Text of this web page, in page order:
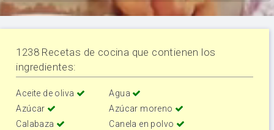
1238 Recetas de cocina que contienen los
ingredientes:
Aceite de oliva
Agua
Azúcar
Azúcar moreno
Calabaza
Canela en polvo